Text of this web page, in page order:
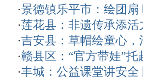
·景德镇乐平市：绘团扇
·莲花县：非遗传承添
·吉安县：草帽绘童心，
·赣县区：“官方带娃”
·丰城：公益课堂讲安